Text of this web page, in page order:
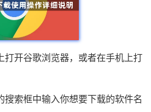
打开谷歌浏览器，或者在手机上打
索框中输入你想要下载的软件名